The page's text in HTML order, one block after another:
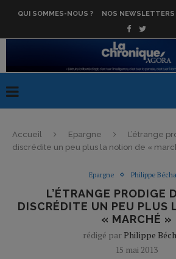
QUI SOMMES-NOUS ? NOS NEWSLETTERS
Accueil Epargne
L’étrange
discrédite un peu plus la notion de «
Epargne Philippe
L’ÉTRANGE PRODIGE
DISCRÉDITE UN PEU PLUS
« MARCHÉ »
rédigé par Philippe
15 mai 2013